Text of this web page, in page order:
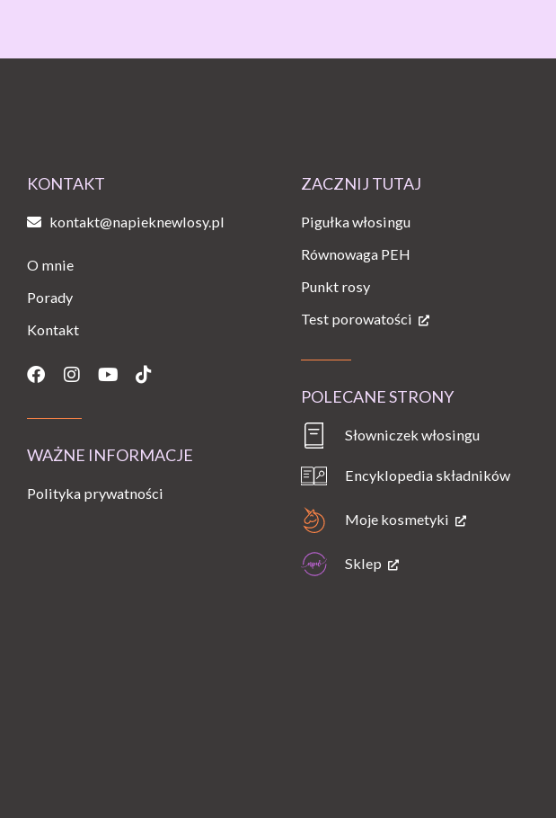
KONTAKT
kontakt@napieknewlosy.pl
O mnie
Porady
Kontakt
Facebook
Instagram
YoutubeTiktok
WAŻNE INFORMACJE
Polityka prywatności
ZACZNIJ TUTAJ
Pigułka włosingu
Równowaga PEH
Punkt rosy
Test porowatości
POLECANE STRONY
Słowniczek włosingu
Encyklopedia składników
Moje kosmetyki
Sklep